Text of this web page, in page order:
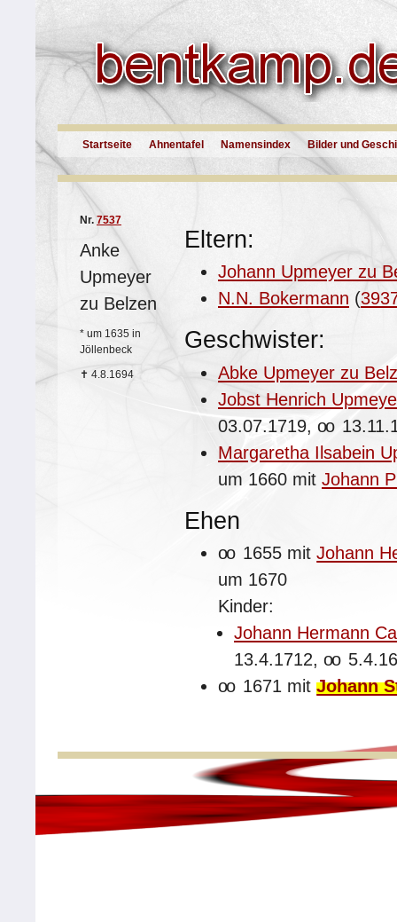
Startseite Ahnentafel Namensindex Bilder und
Nr. 7537
Anke
Upmeyer
zu Belzen
* um 1635 in
Jöllenbeck
✝ 4.8.1694
Eltern:
Johann Upmeyer zu
N.N. Bokermann (
Geschwister:
Abke Upmeyer zu
Jobst Henrich
03.07.1719, oo
Margaretha Ilsabein
um 1660 mit Johann
Ehen
oo 1655 mitJohann
um 1670
Kinder:
Johann Hermann
13.4.1712, oo
oo 1671 mitJohann